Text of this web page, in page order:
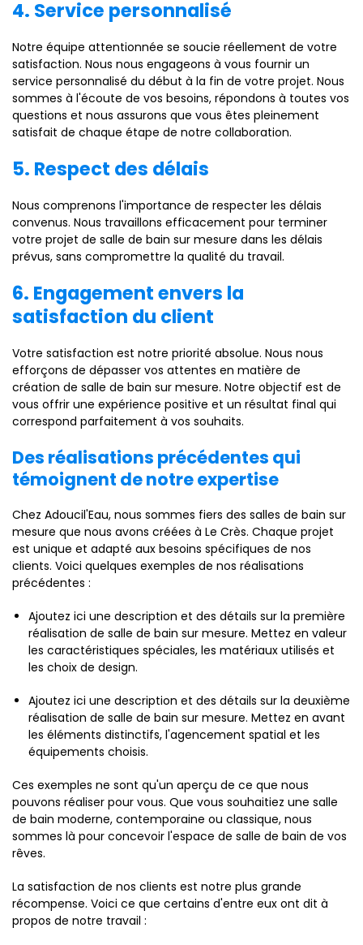
4. Service personnalisé
Notre équipe attentionnée se soucie réellement de votre
satisfaction. Nous nous engageons à vous fournir un
service personnalisé du début à la fin de votre projet. Nous
sommes à l'écoute de vos besoins, répondons à toutes vos
questions et nous assurons que vous êtes pleinement
satisfait de chaque étape de notre collaboration.
5. Respect des délais
Nous comprenons l'importance de respecter les délais
convenus. Nous travaillons efficacement pour terminer
votre projet de salle de bain sur mesure dans les délais
prévus, sans compromettre la qualité du travail.
6. Engagement envers la
satisfaction du client
Votre satisfaction est notre priorité absolue. Nous nous
efforçons de dépasser vos attentes en matière de
création de salle de bain sur mesure. Notre objectif est de
vous offrir une expérience positive et un résultat final qui
correspond parfaitement à vos souhaits.
Des réalisations précédentes qui
témoignent de notre expertise
Chez Adoucil'Eau, nous sommes fiers des salles de bain sur
mesure que nous avons créées à Le Crès. Chaque projet
est unique et adapté aux besoins spécifiques de nos
clients. Voici quelques exemples de nos réalisations
précédentes :
Ajoutez ici une description et des détails sur la première
réalisation de salle de bain sur mesure. Mettez en valeur
les caractéristiques spéciales, les matériaux utilisés et
les choix de design.
Ajoutez ici une description et des détails sur la deuxième
réalisation de salle de bain sur mesure. Mettez en avant
les éléments distinctifs, l'agencement spatial et les
équipements choisis.
Ces exemples ne sont qu'un aperçu de ce que nous
pouvons réaliser pour vous. Que vous souhaitiez une salle
de bain moderne, contemporaine ou classique, nous
sommes là pour concevoir l'espace de salle de bain de vos
rêves.
La satisfaction de nos clients est notre plus grande
récompense. Voici ce que certains d'entre eux ont dit à
propos de notre travail :